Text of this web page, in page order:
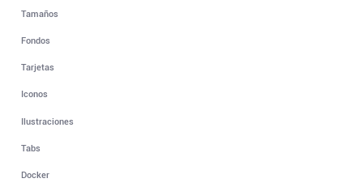
Tamaños
Fondos
Tarjetas
Iconos
Ilustraciones
Tabs
Docker